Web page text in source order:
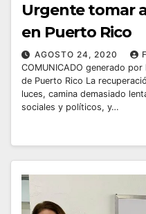
Urgente tomar
en Puerto Rico
AGOSTO 24, 2020
COMUNICADO generado
de Puerto Rico La
luces, camina demasiado
sociales y políticos, y…